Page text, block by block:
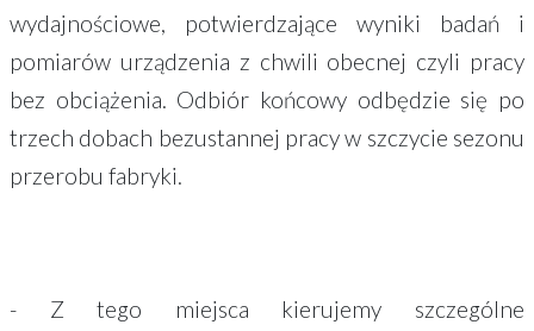
wydajnościowe, potwierdzające wyniki badań i
pomiarów urządzenia z chwili obecnej czyli pracy
bez obciążenia. Odbiór końcowy odbędzie się po
trzech dobach bezustannej pracy w szczycie sezonu
przerobu fabryki.
- Z tego miejsca kierujemy szczególne